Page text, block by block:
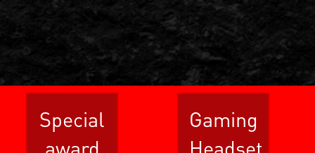
Special
Gaming